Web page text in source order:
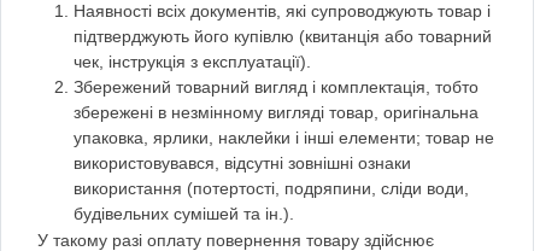
Наявності всіх документів, які супроводжують товар і
підтверджують його купівлю (квитанція або товарний
чек, інструкція з експлуатації).
Збережений товарний вигляд і комплектація, тобто
збережені в незмінному вигляді товар, оригінальна
упаковка, ярлики, наклейки і інші елементи; товар не
використовувався, відсутні зовнішні ознаки
використання (потертості, подряпини, сліди води,
будівельних сумішей та ін.).
У такому разі оплату повернення товару здійснює